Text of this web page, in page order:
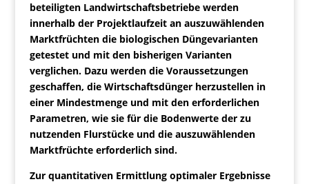
beteiligten Landwirtschaftsbetriebe werden
innerhalb der Projektlaufzeit an auszuwählenden
Marktfrüchten die biologischen Düngevarianten
getestet und mit den bisherigen Varianten
verglichen. Dazu werden die Voraussetzungen
geschaffen, die Wirtschaftsdünger herzustellen in
einer Mindestmenge und mit den erforderlichen
Parametren, wie sie für die Bodenwerte der zu
nutzenden Flurstücke und die auszuwählenden
Marktfrüchte erforderlich sind.
Zur quantitativen Ermittlung optimaler Ergebnisse